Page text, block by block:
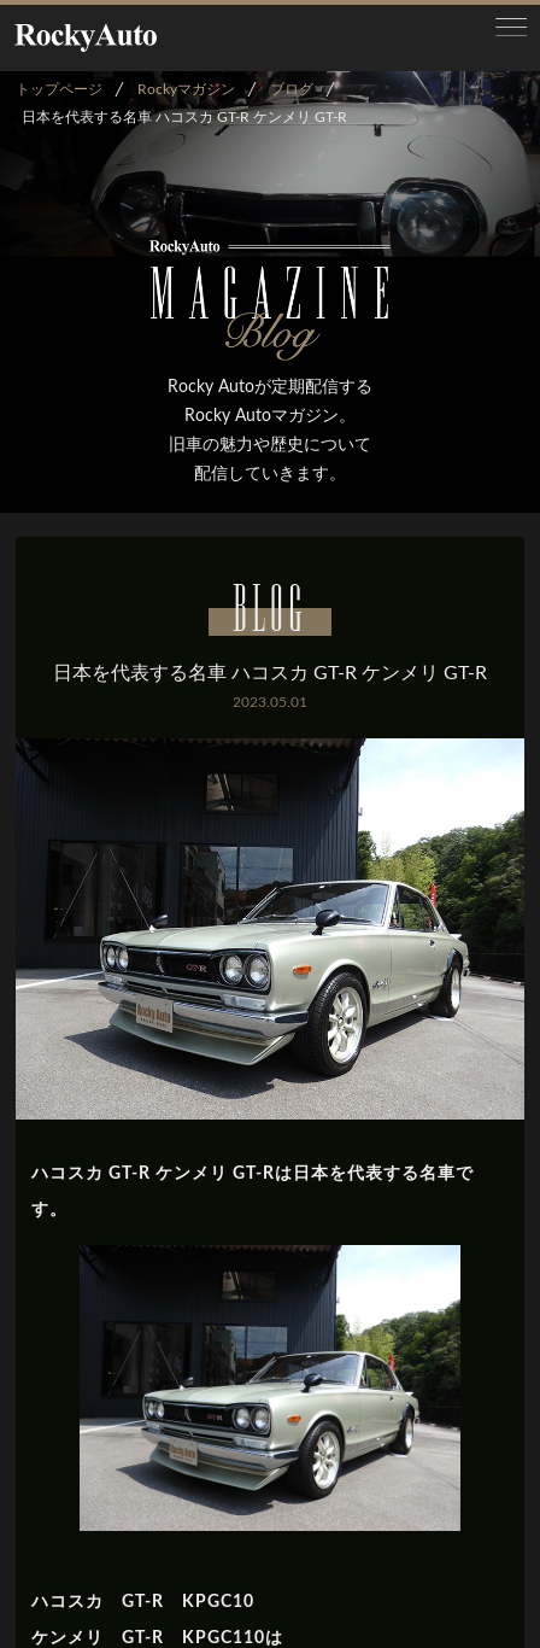
トップページ Rockyマガジン
ブログ
日本を代表する名車 ハコスカ GT-R ケンメリ GT-R
Rocky Autoが定期配信する
Rocky Autoマガジン。
旧車の魅力や歴史について
配信していきます。
BLOG
日本を代表する名車 ハコスカ GT-R ケンメリ GT-R
2023.05.01
ハコスカ GT-R ケンメリ GT-Rは日本を代表する名車で
す。
ハコスカ GT-R KPGC10
ケンメリ GT-R KPGC110は